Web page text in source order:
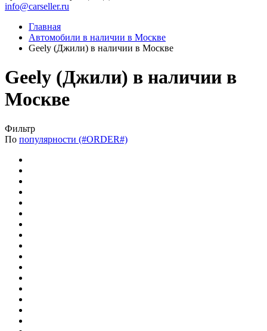
info@carseller.ru
Главная
Автомобили в наличии в Москве
Geely (Джили) в наличии в Москве
Geely (Джили) в наличии в
Москве
Фильтр
По популярности (#ORDER#)